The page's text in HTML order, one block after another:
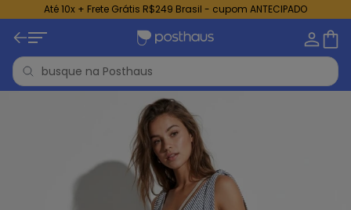
Até 10x + Frete Grátis R$249 Brasil - cupom ANTECIPADO